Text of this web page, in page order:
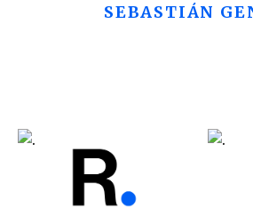
SEBASTIÁN